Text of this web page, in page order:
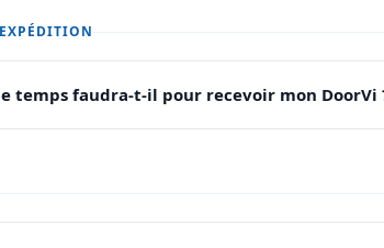
temps faudra-t-il pour recevoir mon DoorVi